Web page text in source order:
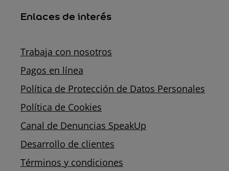
Enlaces de interés
Trabaja con nosotros
Pagos en línea
Política de Protección de Datos Personales
Política de Cookies
Canal de Denuncias SpeakUp
Desarrollo de clientes
Términos y condiciones